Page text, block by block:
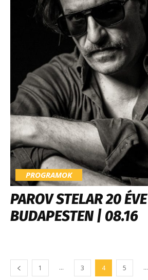
PROGRAMOK
PAROV STELAR 20 ÉVE
BUDAPESTEN | 08.16
1 ... 3 4 5 ...